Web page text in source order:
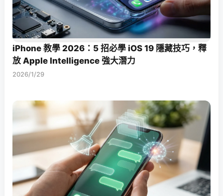
iPhone 教學 2026：5 招必學 iOS 19 隱藏技巧，釋
放 Apple Intelligence 強大潛力
2026/1/29